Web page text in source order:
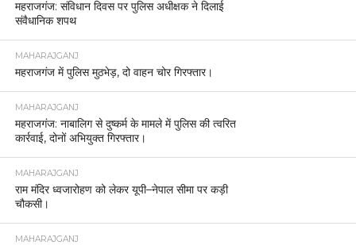
महराजगंज: संविधान दिवस पर पुलिस अधीक्षक ने दिलाई
संवैधानिक शपथ
MAHARAJGANJ
महराजगंज में पुलिस मुठभेड़, दो वाहन चोर गिरफ्तार।
MAHARAJGANJ
महराजगंज: नाबालिग से दुष्कर्म के मामले में पुलिस की त्वरित
कार्रवाई, दोनों अभियुक्त गिरफ्तार।
MAHARAJGANJ
राम मंदिर ध्वजारोहण को लेकर यूपी–नेपाल सीमा पर कड़ी
चौकसी।
MAHARAJGANJ